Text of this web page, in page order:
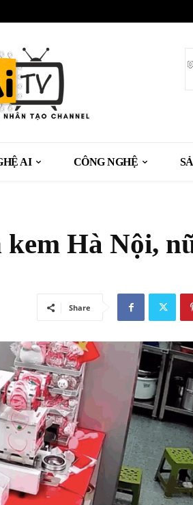
AI CÔNG NGHỆ
Hà Nội,
Share